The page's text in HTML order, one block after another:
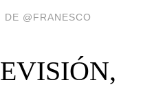
@FRANESCO